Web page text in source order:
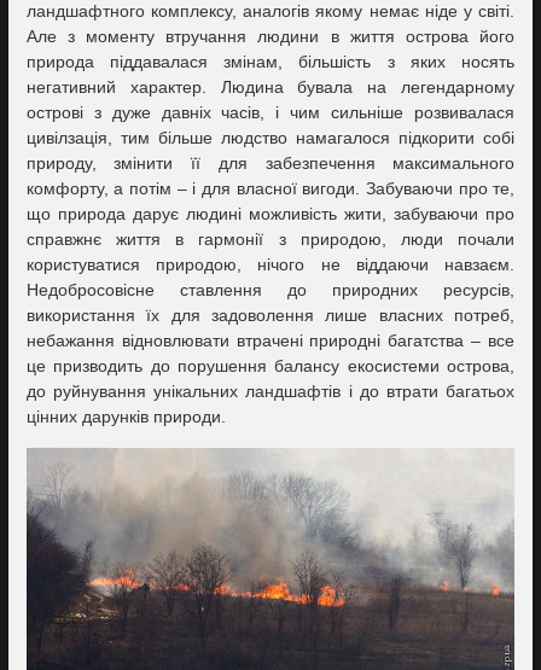
ландшафтного комплексу, аналогів якому немає ніде у світі.
Але з моменту втручання людини в життя острова його
природа піддавалася змінам, більшість з яких носять
негативний характер. Людина бувала на легендарному
острові з дуже давніх часів, і чим сильніше розвивалася
цивілзація, тим більше людство намагалося підкорити собі
природу, змінити її для забезпечення максимального
комфорту, а потім – і для власної вигоди. Забуваючи про те,
що природа дарує людині можливість жити, забуваючи про
справжнє життя в гармонії з природою, люди почали
користуватися природою, нічого не віддаючи навзаєм.
Недобросовісне ставлення до природних ресурсів,
використання їх для задоволення лише власних потреб,
небажання відновлювати втрачені природні багатства – все
це призводить до порушення балансу екосистеми острова,
до руйнування унікальних ландшафтів і до втрати багатьох
цінних дарунків природи.